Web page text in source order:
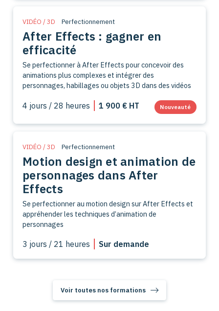
VIDÉO / 3D Perfectionnement
After Effects : gagner en
efficacité
Se perfectionner à After Effects pour concevoir des
animations plus complexes et intégrer des
personnages, habillages ou objets 3D dans des vidéos
4 jours / 28 heures 1 900 € HT Nouveauté
VIDÉO / 3D Perfectionnement
Motion design et animation de
personnages dans After
Effects
Se perfectionner au motion design sur After Effects et
appréhender les techniques d’animation de
personnages
3 jours / 21 heures Sur demande
Voir toutes nos formations